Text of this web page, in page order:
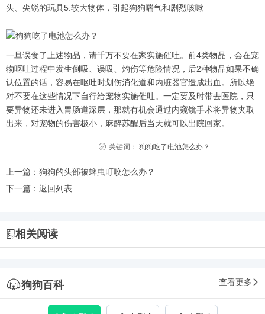
头、尖锐的玩具5.较大物体，引起狗狗喘气和剧烈咳嗽
一旦误食了上述物品，请千万不要在家实施催吐。前4类物品，会在宠
物呕吐过程中发生倒吸、误吸、灼伤等危险情况，后2种物品如果不确
认位置的话，容易在呕吐时划伤消化道和内脏器官造成出血。所以绝
对不要在这些情况下自行给宠物实施催吐。一定要及时带去医院，只
要异物还未进入胃肠道深层，那就有机会通过内窥镜手术将异物夹取
出来，对宠物的伤害极小，麻醉苏醒后当天就可以出院回家。
关键词： 狗狗吃了电池怎么办？
上一篇： 狗狗的头部被蜱虫叮咬怎么办？
下一篇： 返回列表
相关阅读
狗狗百科 查看更多